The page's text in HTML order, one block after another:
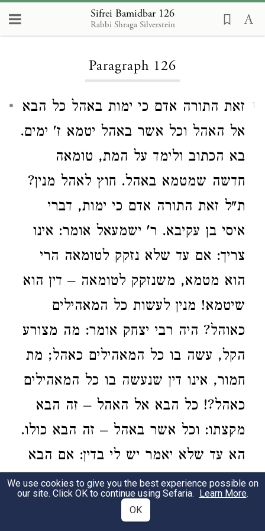
Sifrei Bamidbar 126
Rabbi Shraga Silverstein
Loading...
Paragraph 126
1
זאת התורה אדם כי ימות באהל כל הבא
אל האהל וכל אשר באהל יטמא ז' ימים.
בא הכתוב ולימד על המת, טומאה
חדשה שמטמא באהל. חוץ לאהל מנין?
ת"ל זאת התורה אדם כי ימות, דברי
איסי בן עקיבא. ר' ישמעאל אומר: אינו
צריך: אם עד שלא נזקק לטומאה הרי
הוא מטמא, משנזקק לטומאה – דין הוא
שיטמא! מנין לעשות כל המאהילים
כאוהל? היה רבי יצחק אומר: מה מצורע
הקל, עשה בו כל המאהילים כאהל; מת
חמור, אינו דין שנעשה בו כל המאהילים
כאהל?! כל הבא אל האהל – זה הבא
מקצתו: וכל אשר באהל – זה הבא כולו.
הא עד שלא יאמר יש לי בדין: אם הבא
מקצתו טמא, הבא כולו לא יהיה טמא?
אלא אם כן ענשת מן הדין, לכך נאמר
We use cookies to give you the best experience possible on
our site. Click OK to continue using Sefaria. Learn More.
OK